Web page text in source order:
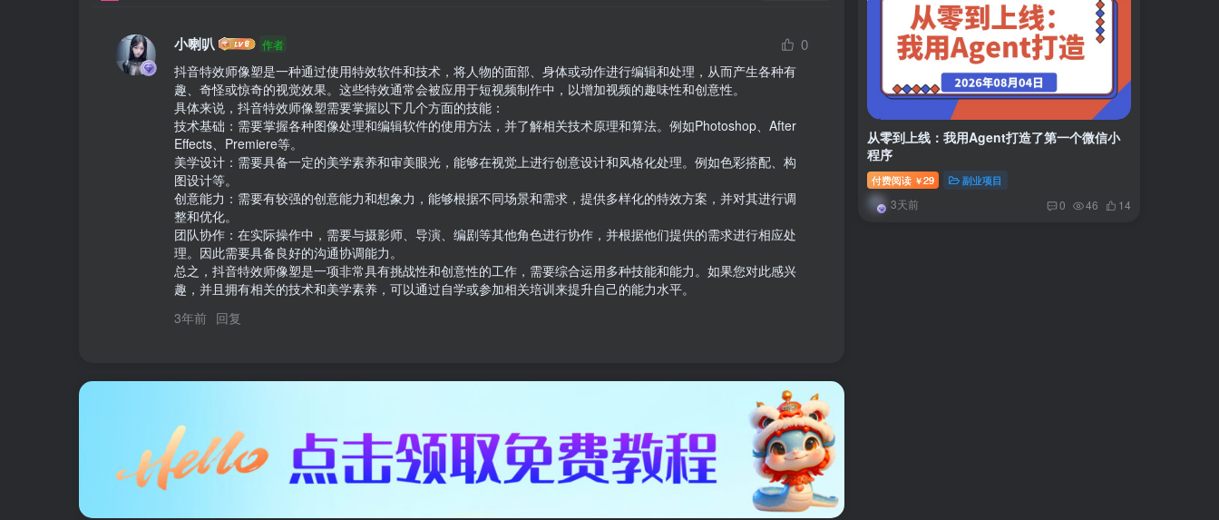
小喇叭 作者 0
抖音特效师像塑是一种通过使用特效软件和技术，将人物的面部、身体或动作进行编辑和处理，从而产生各种有
趣、奇怪或惊奇的视觉效果。这些特效通常会被应用于短视频制作中，以增加视频的趣味性和创意性。
具体来说，抖音特效师像塑需要掌握以下几个方面的技能：
技术基础：需要掌握各种图像处理和编辑软件的使用方法，并了解相关技术原理和算法。例如Photoshop、After
Effects、Premiere等。
美学设计：需要具备一定的美学素养和审美眼光，能够在视觉上进行创意设计和风格化处理。例如色彩搭配、构
图设计等。
创意能力：需要有较强的创意能力和想象力，能够根据不同场景和需求，提供多样化的特效方案，并对其进行调
整和优化。
团队协作：在实际操作中，需要与摄影师、导演、编剧等其他角色进行协作，并根据他们提供的需求进行相应处
理。因此需要具备良好的沟通协调能力。
总之，抖音特效师像塑是一项非常具有挑战性和创意性的工作，需要综合运用多种技能和能力。如果您对此感兴
趣，并且拥有相关的技术和美学素养，可以通过自学或参加相关培训来提升自己的能力水平。
3年前 回复
从零到上线：我用Agent打造了第一个微信小
程序
付费阅读 ￥29 副业项目
3天前 0 46 14